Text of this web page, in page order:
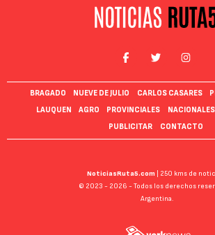
BRAGADO NUEVE DE JULIO CARLOS CASARES
LAUQUEN
AGRO PROVINCIALES NACIONALES
PUBLICITAR
CONTACTO
NoticiasRuta5.com
| 250 kms de
© 2023 - 2026 - Todos los derechos
Argentina.